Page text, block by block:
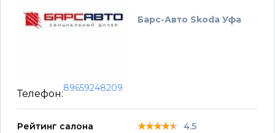
Барс-Авто Skoda Уфа
Телефон:
89659248209
Рейтинг салона ★★★★★
★★★★★
★★★★★ 4.5